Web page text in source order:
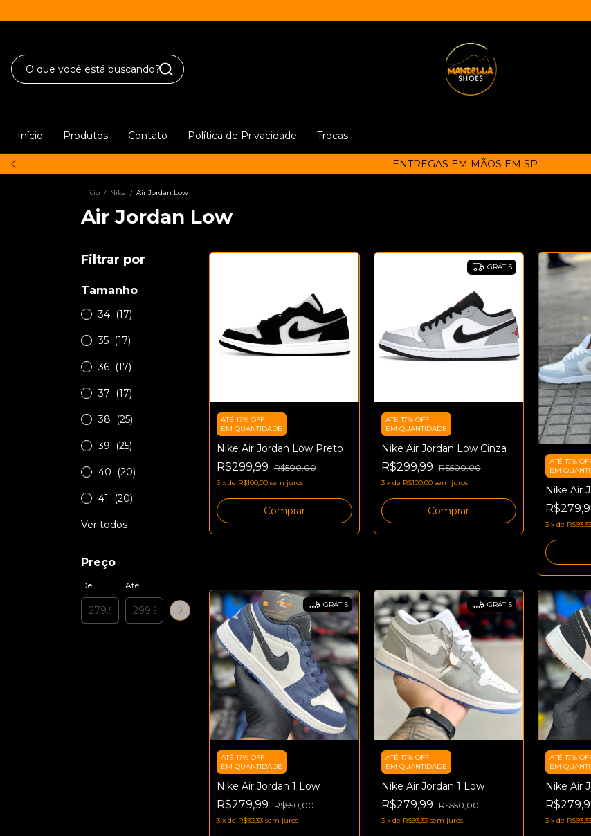
ENTREGAS EM MÃOS EM SP
Início Produtos Contato Política de Privacidade Trocas
Início / Nike / Air Jordan Low
Air Jordan Low
Filtrar por
Tamanho
34 (17)
35 (17)
36 (17)
37 (17)
38 (25)
39 (25)
40 (20)
41 (20)
Ver todos
Preço
De Até
ATÉ 17% OFF
EM QUANTIDADE
Nike Air Jordan Low Preto
R$299,99 R$500,00
3 x de R$100,00 sem juros
Comprar
GRÁTIS
ATÉ 17% OFF
EM QUANTIDADE
Nike Air Jordan Low Cinza
R$299,99 R$500,00
3 x de R$100,00 sem juros
Comprar
ATÉ 17%
EM
Nike Air
3 x de R$93,33
GRÁTIS
ATÉ 17% OFF
EM QUANTIDADE
Nike Air Jordan 1 Low
R$279,99 R$550,00
3 x de R$93,33 sem juros
GRÁTIS
ATÉ 17% OFF
EM QUANTIDADE
Nike Air Jordan 1 Low
R$279,99 R$550,00
3 x de R$93,33 sem juros
ATÉ 17%
EM
Nike Air
3 x de R$93,33